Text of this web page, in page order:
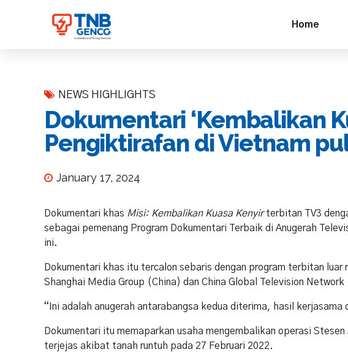
Home
NEWS HIGHLIGHTS
Dokumentari ‘Kembalikan
Pengiktirafan di Vietnam
January 17, 2024
Dokumentari khas Misi: Kembalikan Kuasa Kenyirterbitan TV3
sebagai pemenang Program Dokumentari Terbaik di Anugerah
ini.
Dokumentari khas itu tercalon sebaris dengan program terbitan
Shanghai Media Group (China) dan China Global Television Network
“Ini adalah anugerah antarabangsa kedua diterima, hasil
Dokumentari itu memaparkan usaha mengembalikan operasi
terjejas akibat tanah runtuh pada 27 Februari 2022.